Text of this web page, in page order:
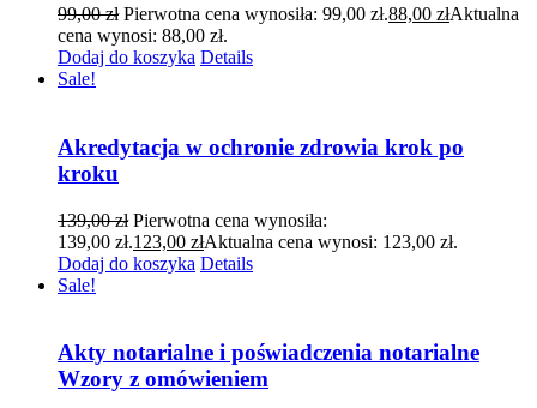
99,00zł Pierwotna cena wynosiła: 99,00 zł.88,00 złAktualna
cena wynosi: 88,00 zł.
Dodaj do koszyka Details
Sale!
Akredytacja w ochronie zdrowia krok po
kroku
139,00zł Pierwotna cena wynosiła:
139,00 zł.123,00 złAktualna cena wynosi: 123,00 zł.
Dodaj do koszyka Details
Sale!
Akty notarialne i poświadczenia notarialne
Wzory z omówieniem